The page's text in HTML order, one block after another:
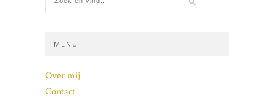
MENU
Over mij
Contact